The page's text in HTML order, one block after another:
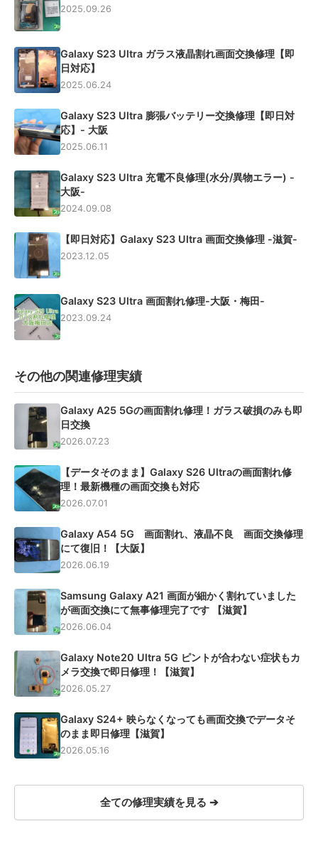
2025.09.26
Galaxy S23 Ultra ガラス液晶割れ画面交換修理【即
日対応】
2025.06.24
Galaxy S23 Ultra 膨張バッテリー交換修理【即日対
応】- 大阪
2025.06.11
Galaxy S23 Ultra 充電不良修理(水分/異物エラー) -
大阪-
2024.09.08
【即日対応】Galaxy S23 Ultra 画面交換修理 -滋賀-
2023.12.05
Galaxy S23 Ultra 画面割れ修理-大阪・梅田-
2023.09.24
その他の関連修理実績
Galaxy A25 5Gの画面割れ修理！ガラス破損のみも即
日交換
2026.07.23
【データそのまま】Galaxy S26 Ultraの画面割れ修
理！最新機種の画面交換も対応
2026.07.01
Galaxy A54 5G 画面割れ、液晶不良 画面交換修理
にて復旧！【大阪】
2026.06.19
Samsung Galaxy A21 画面が細かく割れていました
が画面交換にて無事修理完了です 【滋賀】
2026.06.04
Galaxy Note20 Ultra 5G ピントが合わない症状もカ
メラ交換で即日修理！【滋賀】
2026.05.27
Galaxy S24+ 映らなくなっても画面交換でデータそ
のまま即日修理【滋賀】
2026.05.16
全ての修理実績を見る ➔